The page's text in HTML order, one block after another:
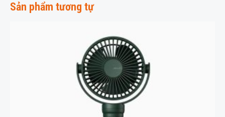
Sản phẩm tương tự